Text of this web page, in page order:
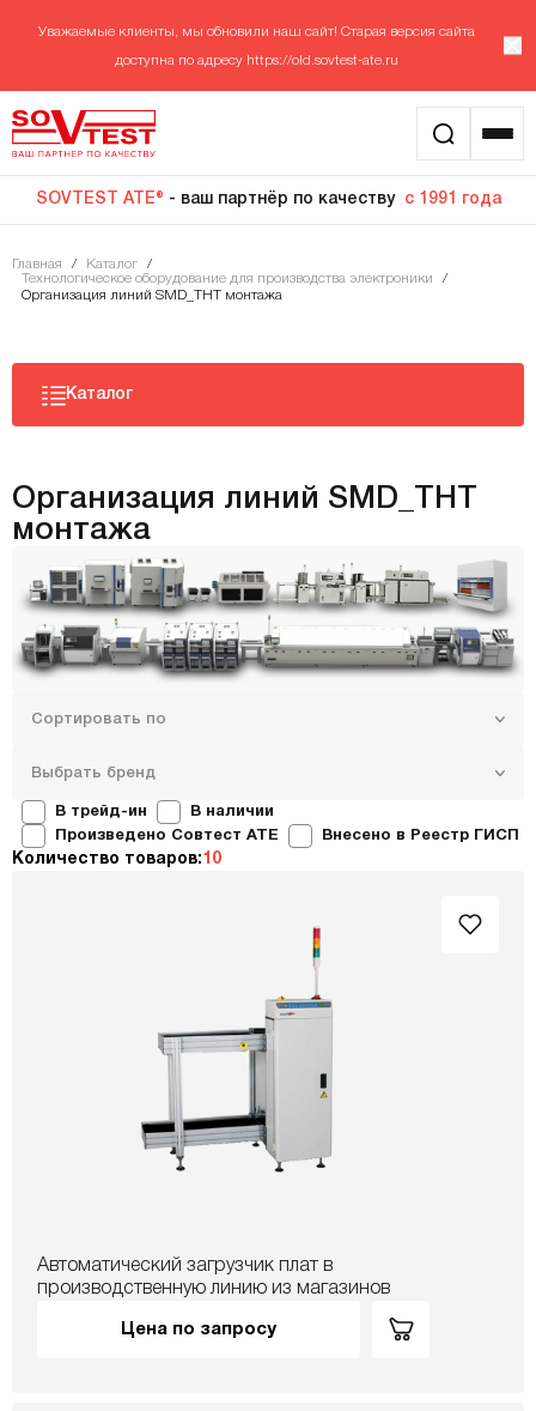
Уважаемые клиенты, мы обновили наш сайт! Старая версия сайта
доступна по адресу https://old.sovtest-ate.ru
SOVTEST ATE® - ваш партнёр по качеству с 1991 года
Главная / Каталог
/
Технологическое оборудование для производства электроники
/
Организация линий SMD_THT монтажа
Каталог
Организация линий SMD_THT
монтажа
Сортировать по
Выбрать бренд
В трейд-ин
В наличии
Произведено Совтест ATE
Внесено в Реестр ГИСП
Количество товаров:10
Автоматический загрузчик плат в
производственную линию из магазинов
Цена по запросу